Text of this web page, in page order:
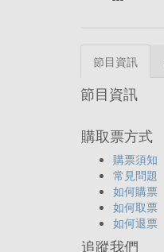
節目資訊
節目資訊
購取票方式
購票須知
常見問題
如何購票
如何取票
如何退票
追蹤我們